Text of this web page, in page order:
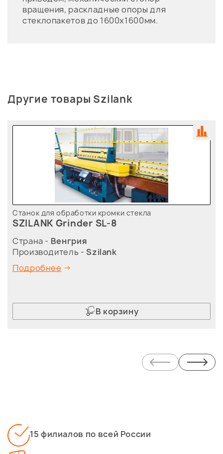
вращения, раскладные опоры для
стеклопакетов до 1600х1600мм.
Другие товары Szilank
Станок для обработки кромки стекла
SZILANK Grinder SL-8
Страна - Венгрия
Производитель -Szilank
Подробнее
В корзину
15 филиалов по всей России